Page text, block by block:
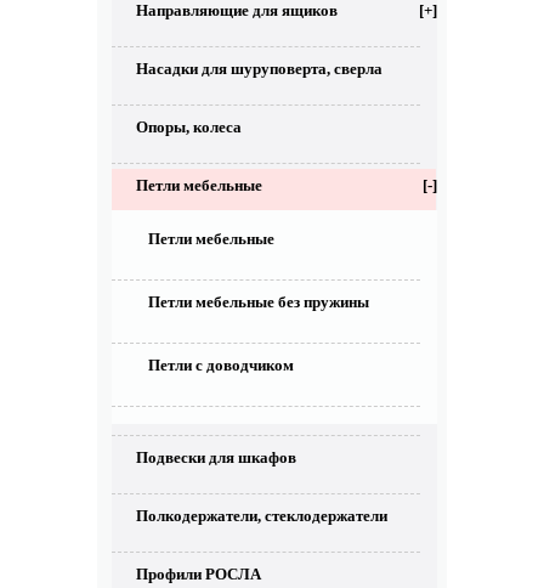
Направляющие для ящиков [+]
Насадки для шуруповерта, сверла
Опоры, колеса
Петли мебельные [-]
Петли мебельные
Петли мебельные без пружины
Петли с доводчиком
Подвески для шкафов
Полкодержатели, стеклодержатели
Профили РОСЛА